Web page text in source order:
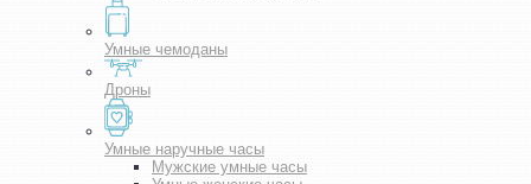
Умные чемоданы
Дроны
Умные наручные часы
Мужские умные часы